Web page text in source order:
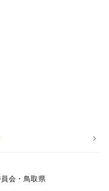
会・鳥取県